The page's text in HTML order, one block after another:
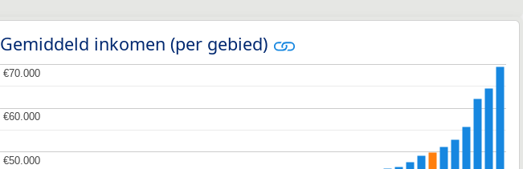
Gemiddeld inkomen (per gebied)
€50.000
€50.000
€60.000
€60.000
€70.000
€70.000